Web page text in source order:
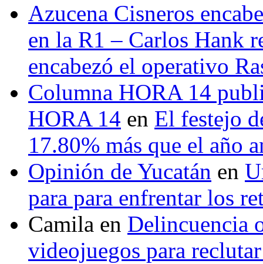
Azucena Cisneros
en la R1 – Carlos Hank
encabezó el operativo
Columna HORA 14
HORA 14 en El festejo
17.80% más que el año
Opinión de Yucatán en
para para enfrentar los
Camila en Delincuencia
videojuegos para